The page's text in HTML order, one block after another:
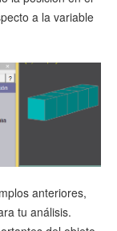
a la variable
anteriores,
tu análisis.